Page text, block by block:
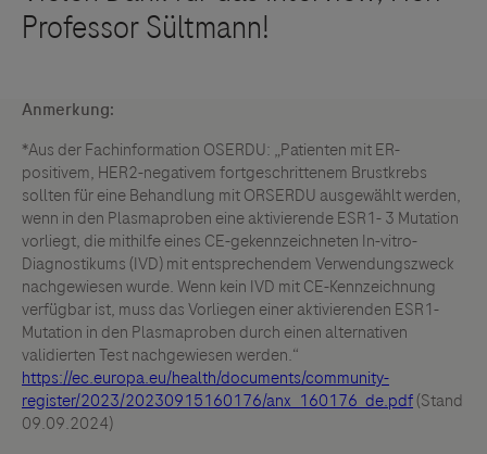
Anmerkung:
*Aus der Fachinformation OSERDU: „Patienten mit ER-
positivem, HER2-negativem fortgeschrittenem Brustkrebs
sollten für eine Behandlung mit ORSERDU ausgewählt werden,
wenn in den Plasmaproben eine aktivierende ESR1- 3 Mutation
vorliegt, die mithilfe eines CE-gekennzeichneten In-vitro-
Diagnostikums (IVD) mit entsprechendem Verwendungszweck
nachgewiesen wurde. Wenn kein IVD mit CE-Kennzeichnung
verfügbar ist, muss das Vorliegen einer aktivierenden ESR1-
Mutation in den Plasmaproben durch einen alternativen
validierten Test nachgewiesen werden.“
https://ec.europa.eu/health/documents/community-
register/2023/20230915160176/anx_160176_de.pdf(Stand
09.09.2024)